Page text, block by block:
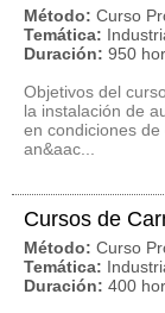
Método: Curso
Temática:
Duración: 950
Objetivos del
la instalación de
en condiciones
an&aac...
Cursos de
Método: Curso
Temática:
Duración: 400